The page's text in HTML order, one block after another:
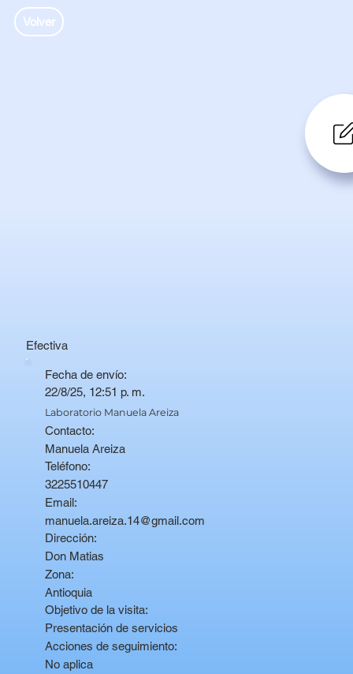
Volver
Efectiva
Fecha de envío:
22/8/25, 12:51 p. m.
Laboratorio Manuela Areiza
Contacto:
Manuela Areiza
Teléfono:
3225510447
Email:
manuela.areiza.14@gmail.com
Dirección:
Don Matias
Zona:
Antioquia
Objetivo de la visita:
Presentación de servicios
Acciones de seguimiento:
No aplica